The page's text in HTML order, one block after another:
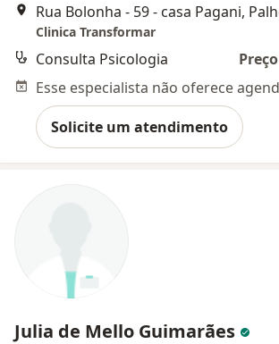
Rua Bolonha - 59 - casa Pagani,
Clinica Transformar
Consulta Psicologia
Solicite um atendimento
Julia de Mello Guimarães